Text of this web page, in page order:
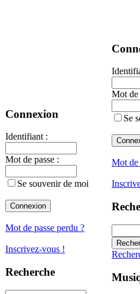
Connexion
Identifiant :
Mot de passe :
Se souvenir de moi
Mot de passe perdu ?
Inscrivez-vous !
Recherche
Mot de
Se
Mot de